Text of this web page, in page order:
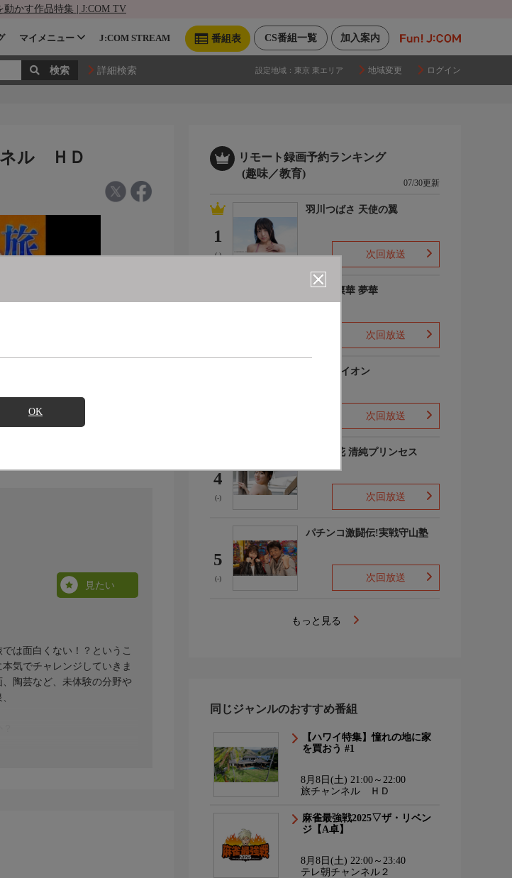
動かす作品特集 | J:COM TV
加入案内
CS番組一覧
番組表
マイメニュー J:COM STREAM
詳細検索 設定地域： 東京 東エリア 地域変更 ログイン
OK
ネル ＨＤ
見たい
は面白くない！？というこ
気でチャレンジしていきま
陶芸など、未体験の分野や
収穫、自然に触れ味覚も楽
リモート録画予約ランキング
(趣味／教育)
07/30更新
1
(-)
羽川つばさ 天使の翼
次回放送
ゆめの凛華 夢華
次回放送
3月のライオン
次回放送
4
(-)
吉田優花 清純プリンセス
次回放送
5
(-)
パチンコ激闘伝!実戦守山塾
次回放送
もっと見る
同じジャンルのおすすめ番組
【ハワイ特集】憧れの地に家
を買おう #1
8月8日(土) 21:00～22:00
旅チャンネル ＨＤ
麻雀最強戦2025▽ザ・リベン
ジ【A卓】
8月8日(土) 22:00～23:40
テレ朝チャンネル２